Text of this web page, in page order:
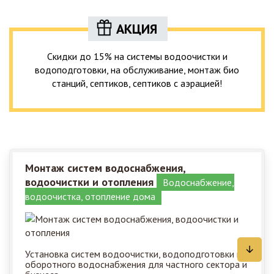
АКЦИЯ
Скидки до 15% на системы водоочистки и
водоподготовки, на обслуживание, монтаж био
станций, септиков, септиков с аэрацией!
Монтаж систем водоснабжения,
водоочистки и отопления
Водоснабжение,
водоочистка, отопление дома
Установка систем водоочистки, водоподготовки и
оборотного водоснабжения для частного сектора и